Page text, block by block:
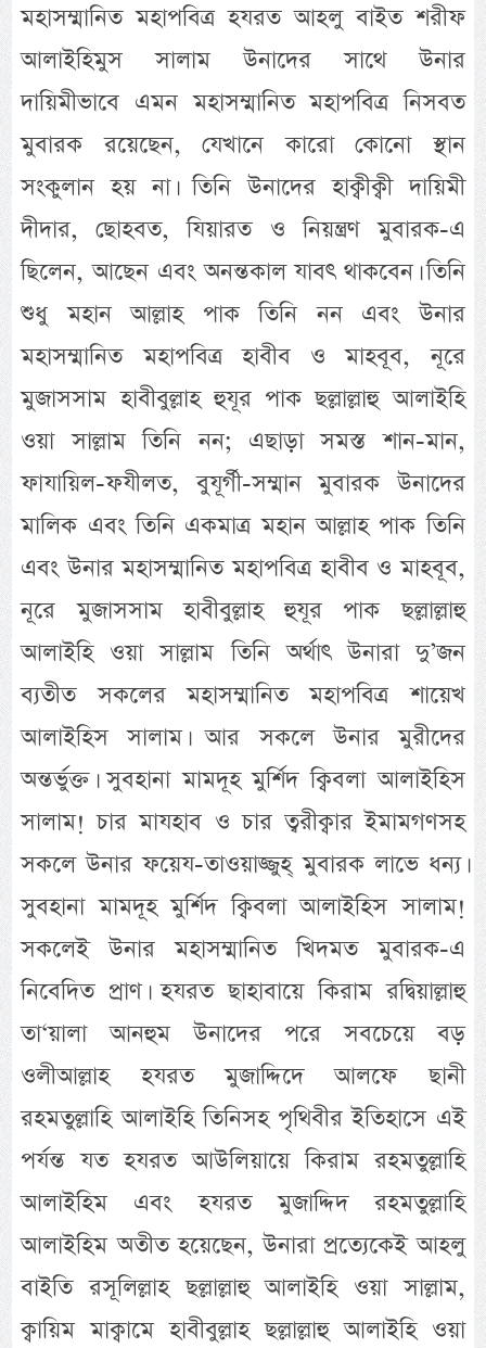
মহাসম্মানিত মহাপবিত্র হযরত আহলু বাইত শরীফ
আলাইহিমুস সালাম উনাদের সাথে উনার
দায়িমীভাবে এমন মহাসম্মানিত মহাপবিত্র নিসবত
মুবারক রয়েছেন, যেখানে কারো কোনো স্থান
সংকুলান হয় না। তিনি উনাদের হাক্বীক্বী দায়িমী
দীদার, ছোহবত, যিয়ারত ও নিয়ন্ত্রণ মুবারক-এ
ছিলেন, আছেন এবং অনন্তকাল যাবৎ থাকবেন। তিনি
শুধু মহান আল্লাহ পাক তিনি নন এবং উনার
মহাসম্মানিত মহাপবিত্র হাবীব ও মাহবূব, নূরে
মুজাসসাম হাবীবুল্লাহ হুযূর পাক ছল্লাল্লাহু আলাইহি
ওয়া সাল্লাম তিনি নন; এছাড়া সমস্ত শান-মান,
ফাযায়িল-ফযীলত, বুযূর্গী-সম্মান মুবারক উনাদের
মালিক এবং তিনি একমাত্র মহান আল্লাহ পাক তিনি
এবং উনার মহাসম্মানিত মহাপবিত্র হাবীব ও মাহবূব,
নূরে মুজাসসাম হাবীবুল্লাহ হুযূর পাক ছল্লাল্লাহু
আলাইহি ওয়া সাল্লাম তিনি অর্থাৎ উনারা দু’জন
ব্যতীত সকলের মহাসম্মানিত মহাপবিত্র শায়েখ
আলাইহিস সালাম। আর সকলে উনার মুরীদের
অন্তর্ভুক্ত। সুবহানা মামদূহ মুর্শিদ ক্বিবলা আলাইহিস
সালাম! চার মাযহাব ও চার ত্বরীক্বার ইমামগণসহ
সকলে উনার ফয়েয-তাওয়াজ্জুহ্ মুবারক লাভে ধন্য।
সুবহানা মামদূহ মুর্শিদ ক্বিবলা আলাইহিস সালাম!
সকলেই উনার মহাসম্মানিত খিদমত মুবারক-এ
নিবেদিত প্রাণ। হযরত ছাহাবায়ে কিরাম রদ্বিয়াল্লাহু
তা‘য়ালা আনহুম উনাদের পরে সবচেয়ে বড়
ওলীআল্লাহ হযরত মুজাদ্দিদে আলফে ছানী
রহমতুল্লাহি আলাইহি তিনিসহ পৃথিবীর ইতিহাসে এই
পর্যন্ত যত হযরত আউলিয়ায়ে কিরাম রহমতুল্লাহি
আলাইহিম এবং হযরত মুজাদ্দিদ রহমতুল্লাহি
আলাইহিম অতীত হয়েছেন, উনারা প্রত্যেকেই আহলু
বাইতি রসূলিল্লাহ ছল্লাল্লাহু আলাইহি ওয়া সাল্লাম,
ক্বায়িম মাক্বামে হাবীবুল্লাহ ছল্লাল্লাহু আলাইহি ওয়া